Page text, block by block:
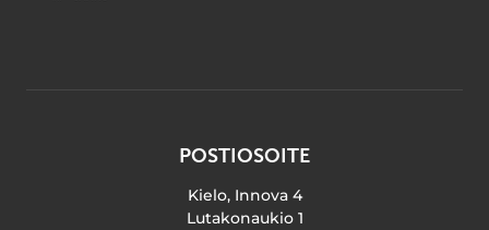
POSTIOSOITE
Kielo, Innova 4
Lutakonaukio 1